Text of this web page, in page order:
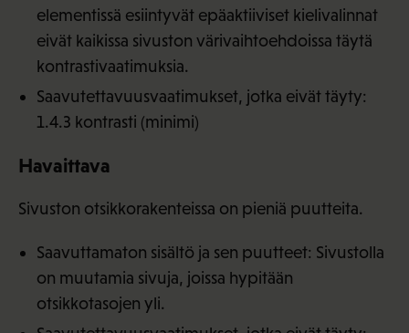
elementissä esiintyvät epäaktiiviset kielivalinnat
eivät kaikissa sivuston värivaihtoehdoissa täytä
kontrastivaatimuksia.
Saavutettavuusvaatimukset, jotka eivät täyty:
1.4.3 kontrasti (minimi)
Havaittava
Sivuston otsikkorakenteissa on pieniä puutteita.
Saavuttamaton sisältö ja sen puutteet: Sivustolla
on muutamia sivuja, joissa hypitään
otsikkotasojen yli.